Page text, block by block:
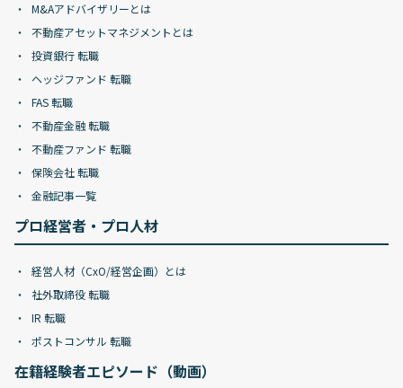
M&Aアドバイザリーとは
不動産アセットマネジメントとは
投資銀行 転職
ヘッジファンド 転職
FAS 転職
不動産金融 転職
不動産ファンド 転職
保険会社 転職
金融記事一覧
プロ経営者・プロ人材
経営人材（CxO/経営企画）とは
社外取締役 転職
IR 転職
ポストコンサル 転職
在籍経験者エピソード（動画）